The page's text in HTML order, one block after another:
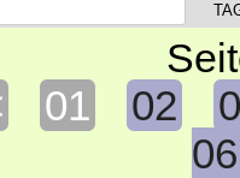
01 02
06